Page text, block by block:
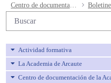
Nº 118 Mayo -
Búsqueda web
Actividad formativa
La Academia de Arcaute
Centro de documentación de la